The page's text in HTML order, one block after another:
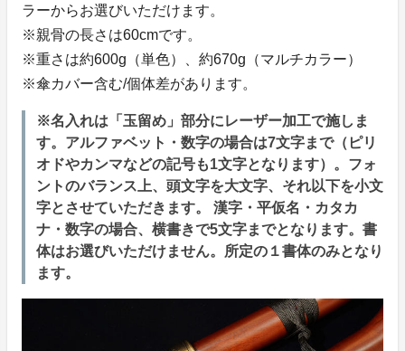
ラーからお選びいただけます。
※親骨の長さは60cmです。
※重さは約600g（単色）、約670g（マルチカラー）
※傘カバー含む/個体差があります。
※名入れは「玉留め」部分にレーザー加工で施しま
す。アルファベット・数字の場合は7文字まで（ピリ
オドやカンマなどの記号も1文字となります）。フォ
ントのバランス上、頭文字を大文字、それ以下を小文
字とさせていただきます。 漢字・平仮名・カタカ
ナ・数字の場合、横書きで5文字までとなります。書
体はお選びいただけません。所定の１書体のみとなり
ます。